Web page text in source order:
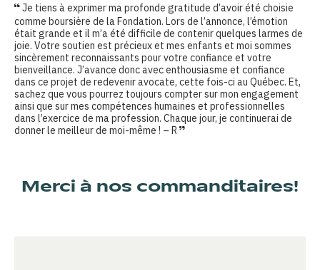
Je tiens à exprimer ma profonde gratitude d’avoir été choisie
comme boursière de la Fondation. Lors de l’annonce, l’émotion
était grande et il m’a été difficile de contenir quelques larmes de
joie. Votre soutien est précieux et mes enfants et moi sommes
sincèrement reconnaissants pour votre confiance et votre
bienveillance. J’avance donc avec enthousiasme et confiance
dans ce projet de redevenir avocate, cette fois-ci au Québec. Et,
sachez que vous pourrez toujours compter sur mon engagement
ainsi que sur mes compétences humaines et professionnelles
dans l’exercice de ma profession. Chaque jour, je continuerai de
donner le meilleur de moi-même ! – R
Merci à nos commanditaires!